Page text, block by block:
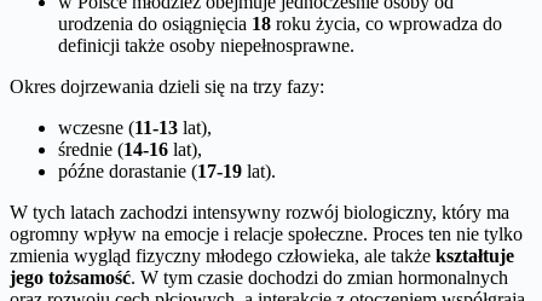
urodzenia do osiągnięcia 18 roku życia, co wprowadza do
definicji także osoby niepełnosprawne.
Okres dojrzewania dzieli się na trzy fazy:
wczesne (11-13 lat),
średnie (14-16 lat),
późne dorastanie (17-19 lat).
W tych latach zachodzi intensywny rozwój biologiczny, który ma
ogromny wpływ na emocje i relacje społeczne. Proces ten nie tylko
zmienia wygląd fizyczny młodego człowieka, ale także kształtuje
jego tożsamość. W tym czasie dochodzi do zmian hormonalnych